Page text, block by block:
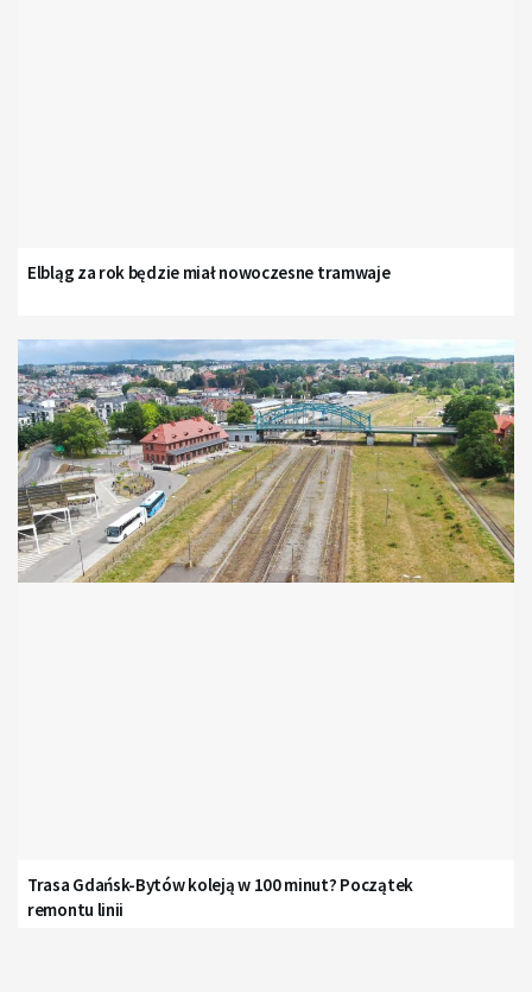
Elbląg za rok będzie miał nowoczesne tramwaje
Trasa Gdańsk-Bytów koleją w 100 minut? Początek
remontu linii